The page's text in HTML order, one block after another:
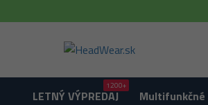
LETNÝ VÝPREDAJ
1200+